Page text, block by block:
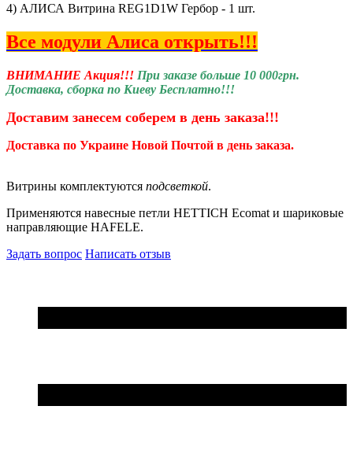
4) АЛИСА Витрина REG1D1W Гербор - 1 шт.
Все модули Алиса открыть!!!
ВНИМАНИЕ Акция!!! При заказе больше 10 000грн.
Доставка, сборка по Киеву Бесплатно!!!
Доставим занесем соберем в день заказа!!!
Доставка по Украине Новой Почтой в день заказа.
Витрины комплектуются подсветкой.
Применяются навесные петли HETTICH Ecomat и шариковые
направляющие HAFELE.
Задать вопрос Написать отзыв